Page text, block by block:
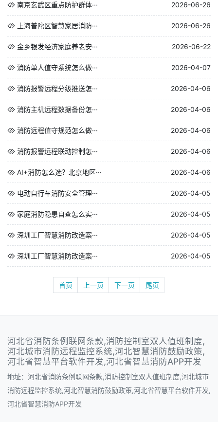
南京玄武区重点防护群体··· 2026-06-26
上海普陀区智慧家居消防··· 2026-06-26
金乡银发经济家庭养老安··· 2026-06-22
消防单人值守系统怎么做··· 2026-04-07
消防报警远程分级推送怎··· 2026-04-06
消防主机远程数据备份怎··· 2026-04-06
消防远程值守规范怎么做··· 2026-04-06
消防报警远程联动控制怎··· 2026-04-06
AI+消防怎么选？北京地区··· 2026-04-06
电动自行车消防安全管理··· 2026-04-05
家庭消防隐患自查怎么实··· 2026-04-05
深圳工厂智慧消防改造案··· 2026-04-05
深圳工厂智慧消防改造案··· 2026-04-05
首页 上一页 下一页 尾页
河北省消防条例联网条款,消防控制室双人值班制度,
河北城市消防远程监控系统,河北智慧消防鼓励政策,
河北省智慧平台软件开发,河北省智慧消防APP开发
地址：河北省消防条例联网条款,消防控制室双人值班制度,河北城市
消防远程监控系统,河北智慧消防鼓励政策,河北省智慧平台软件开发,
河北省智慧消防APP开发